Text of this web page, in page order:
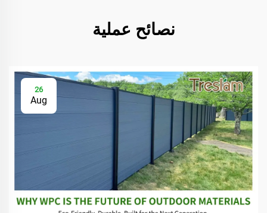
نصائح عملية
26
Aug